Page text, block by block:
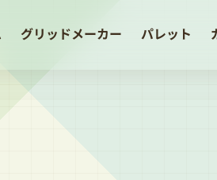
グリッドメーカー パレット